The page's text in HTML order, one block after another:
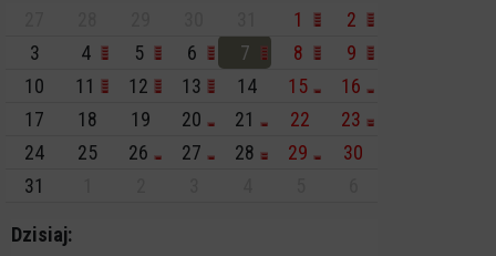
1
2
3
4 5 6 7 8
9
10
11 12 13 14 15
16
17
18 19 20 21 22
23
24
25 26 27 28 29
30
31
Dzisiaj: